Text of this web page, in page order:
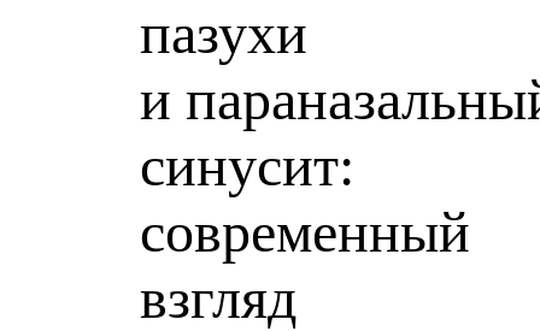
пазухи
и
синусит:
современный
взгляд